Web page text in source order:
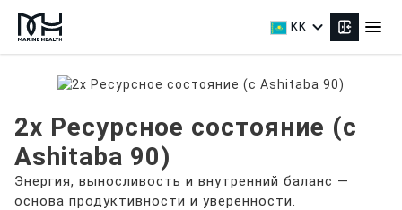
KK expand_more menu
2x Ресурсное состояние (с
Ashitaba 90)
Энергия, выносливость и внутренний баланс —
основа продуктивности и уверенности.